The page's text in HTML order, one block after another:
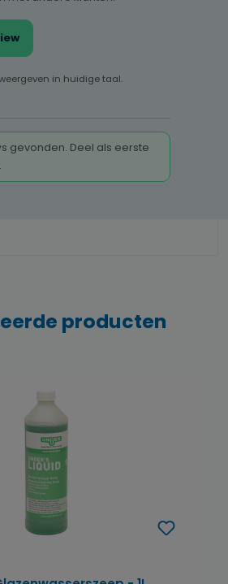
in huidige taal.
gevonden. Deel als eerste
producten